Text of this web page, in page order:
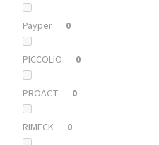
Payper 0
PICCOLIO 0
PROACT 0
RIMECK 0